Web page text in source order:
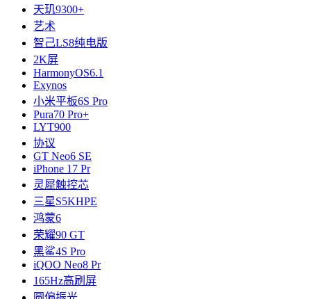
天玑9300+
艺术
智己LS8纯电版
2K屏
HarmonyOS6.1
Exynos
小米平板6S Pro
Pura70 Pro+
LYT900
协议
GT Neo6 SE
iPhone 17 Pr
灵犀触控芯
三星S5KHPE
鸿蒙6
荣耀90 GT
黑鲨4S Pro
iQOO Neo8 Pr
165Hz高刷屏